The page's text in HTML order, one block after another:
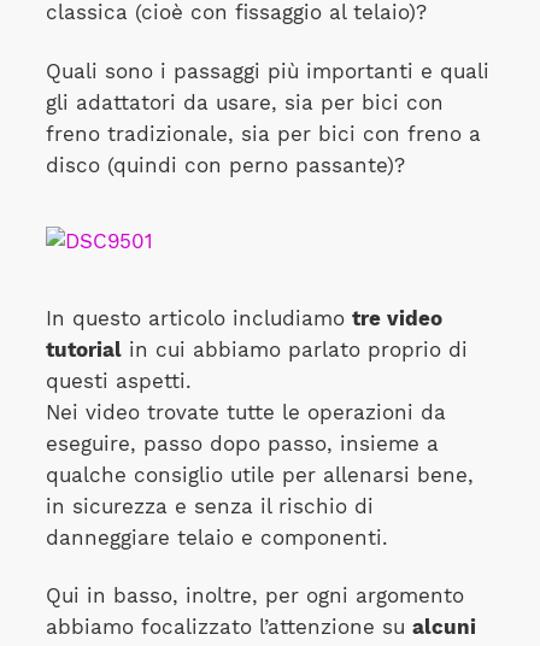
classica (cioè con fissaggio al telaio)?
Quali sono i passaggi più importanti e quali
gli adattatori da usare, sia per bici con
freno tradizionale, sia per bici con freno a
disco (quindi con perno passante)?
In questo articolo includiamo tre video
tutorialin cui abbiamo parlato proprio di
questi aspetti.
Nei video trovate tutte le operazioni da
eseguire, passo dopo passo, insieme a
qualche consiglio utile per allenarsi bene,
in sicurezza e senza il rischio di
danneggiare telaio e componenti.
Qui in basso, inoltre, per ogni argomento
abbiamo focalizzato l’attenzione su alcuni